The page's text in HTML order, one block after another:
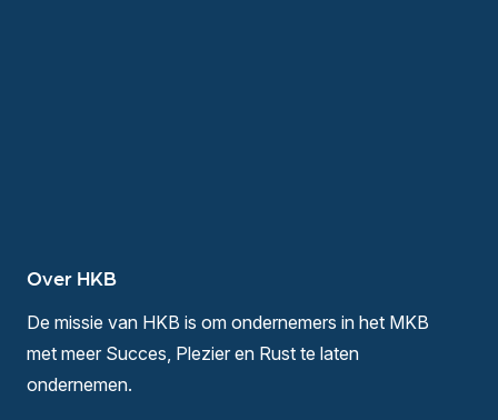
Over HKB
De missie van HKB is om ondernemers in het MKB
met meer Succes, Plezier en Rust te laten
ondernemen.